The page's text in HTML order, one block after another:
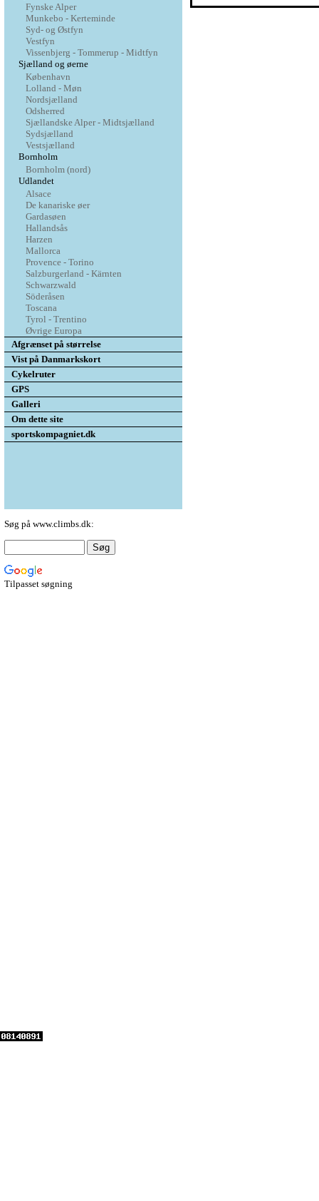
Fynske Alper
Munkebo - Kerteminde
Syd- og Østfyn
Vestfyn
Vissenbjerg - Tommerup - Midtfyn
Sjælland og øerne
København
Lolland - Møn
Nordsjælland
Odsherred
Sjællandske Alper - Midtsjælland
Sydsjælland
Vestsjælland
Bornholm
Bornholm (nord)
Udlandet
Alsace
De kanariske øer
Gardasøen
Hallandsås
Harzen
Mallorca
Provence - Torino
Salzburgerland - Kärnten
Schwarzwald
Söderåsen
Toscana
Tyrol - Trentino
Øvrige Europa
Afgrænset på størrelse
Vist på Danmarkskort
Cykelruter
GPS
Galleri
Om dette site
sportskompagniet.dk
Søg på www.climbs.dk:
Tilpasset søgning